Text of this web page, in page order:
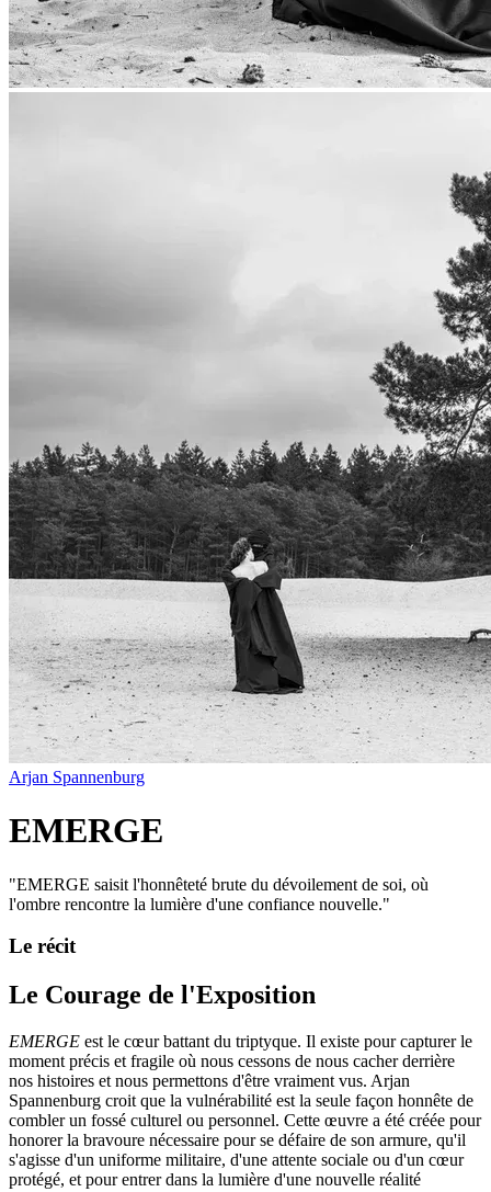
Arjan Spannenburg
EMERGE
"EMERGE saisit l'honnêteté brute du dévoilement de soi, où
l'ombre rencontre la lumière d'une confiance nouvelle."
Le récit
Le Courage de l'Exposition
EMERGE est le cœur battant du triptyque. Il existe pour capturer le
moment précis et fragile où nous cessons de nous cacher derrière
nos histoires et nous permettons d'être vraiment vus. Arjan
Spannenburg croit que la vulnérabilité est la seule façon honnête de
combler un fossé culturel ou personnel. Cette œuvre a été créée pour
honorer la bravoure nécessaire pour se défaire de son armure, qu'il
s'agisse d'un uniforme militaire, d'une attente sociale ou d'un cœur
protégé, et pour entrer dans la lumière d'une nouvelle réalité